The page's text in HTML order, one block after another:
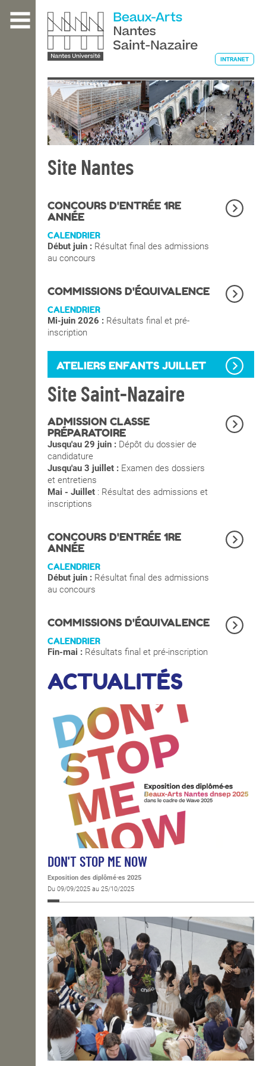
contenu
L'ÉCOLE
ENSEIGNEMENT
INTERNATIONAL
COURS PUBLICS
OPEN SCHOOL
CONTACTS
INTRANET
Site Nantes
CONCOURS D'ENTRÉE 1RE
ANNÉE
CALENDRIER
Début juin : Résultat final des admissions
au concours
COMMISSIONS D'ÉQUIVALENCE
CALENDRIER
Mi-juin 2026 : Résultats final et pré-
inscription
ATELIERS ENFANTS JUILLET
Site Saint-Nazaire
ADMISSION CLASSE
PRÉPARATOIRE
Jusqu'au 29 juin : Dépôt du dossier de
candidature
Jusqu'au 3 juillet : Examen des dossiers
et entretiens
Mai - Juillet : Résultat des admissions et
inscriptions
CONCOURS D'ENTRÉE 1RE
ANNÉE
CALENDRIER
Début juin : Résultat final des admissions
au concours
COMMISSIONS D'ÉQUIVALENCE
CALENDRIER
Fin-mai : Résultats final et pré-inscription
ACTUALITÉS
DON'T STOP ME NOW
Exposition des diplômé·es 2025
Du 09/09/2025 au 25/10/2025